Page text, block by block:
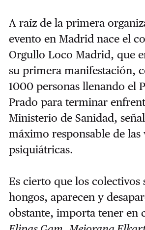
A raíz de la primera
evento en Madrid nace el
Orgullo Loco Madrid, que
su primera manifestación,
1000 personas llenando el
Prado para terminar
Ministerio de Sanidad,
máximo responsable de las
psiquiátricas.
Es cierto que los colectivos
hongos, aparecen y
obstante, importa tener en